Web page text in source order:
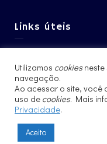
Links úteis
Pós-Graduação IFSC
Intercâmbio – CCNInt
Utilizamos cookiesneste
navegação.
Ao acessar o site,
uso de cookies. Mais
Privacidade.
Aceito